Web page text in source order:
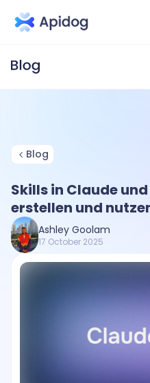
Blog
Skills in Claude
erstellen und
Ashley Goolam
17 October 2025